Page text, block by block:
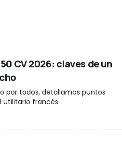
CV 2026: claves de un
por todos, detallamos puntos
utilitario francés.